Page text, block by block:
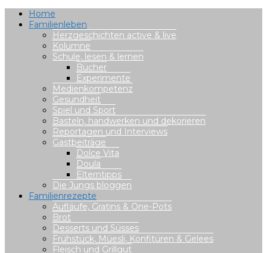
Home
Familienleben
Herzgeschichten active & live
Kolumne
Schule, lesen & lernen
Bücher
Experimente
Medienkompetenz
Gesundheit
Spiel und Sport
Basteln, handwerken und dekorieren
Reportagen und Interviews
Gastbeiträge
Dolce Vita
Doula
Elterntipps
Die Jungs bloggen
Familienrezepte
Aufläufe, Gratins & One-Pots
Brot
Desserts und Süsses
Frühstück, Müesli, Konfitüren & Gelees
Fleisch und Grillgut